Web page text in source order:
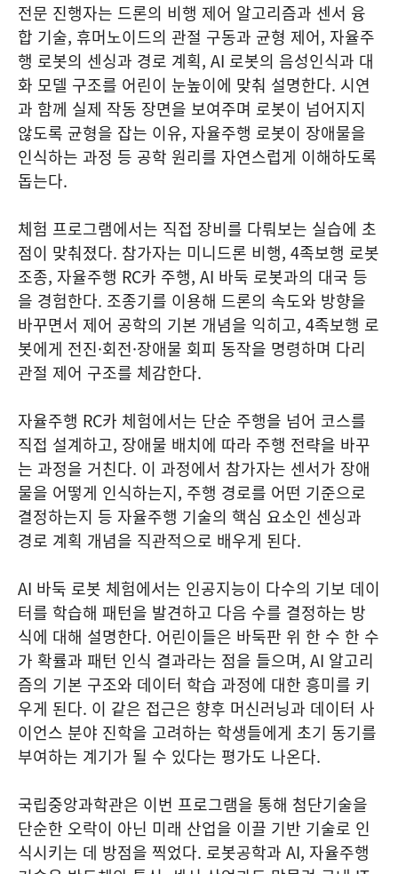
전문 진행자는 드론의 비행 제어 알고리즘과 센서 융
합 기술, 휴머노이드의 관절 구동과 균형 제어, 자율주
행 로봇의 센싱과 경로 계획, AI 로봇의 음성인식과 대
화 모델 구조를 어린이 눈높이에 맞춰 설명한다. 시연
과 함께 실제 작동 장면을 보여주며 로봇이 넘어지지
않도록 균형을 잡는 이유, 자율주행 로봇이 장애물을
인식하는 과정 등 공학 원리를 자연스럽게 이해하도록
돕는다.
체험 프로그램에서는 직접 장비를 다뤄보는 실습에 초
점이 맞춰졌다. 참가자는 미니드론 비행, 4족보행 로봇
조종, 자율주행 RC카 주행, AI 바둑 로봇과의 대국 등
을 경험한다. 조종기를 이용해 드론의 속도와 방향을
바꾸면서 제어 공학의 기본 개념을 익히고, 4족보행 로
봇에게 전진·회전·장애물 회피 동작을 명령하며 다리
관절 제어 구조를 체감한다.
자율주행 RC카 체험에서는 단순 주행을 넘어 코스를
직접 설계하고, 장애물 배치에 따라 주행 전략을 바꾸
는 과정을 거친다. 이 과정에서 참가자는 센서가 장애
물을 어떻게 인식하는지, 주행 경로를 어떤 기준으로
결정하는지 등 자율주행 기술의 핵심 요소인 센싱과
경로 계획 개념을 직관적으로 배우게 된다.
AI 바둑 로봇 체험에서는 인공지능이 다수의 기보 데이
터를 학습해 패턴을 발견하고 다음 수를 결정하는 방
식에 대해 설명한다. 어린이들은 바둑판 위 한 수 한 수
가 확률과 패턴 인식 결과라는 점을 들으며, AI 알고리
즘의 기본 구조와 데이터 학습 과정에 대한 흥미를 키
우게 된다. 이 같은 접근은 향후 머신러닝과 데이터 사
이언스 분야 진학을 고려하는 학생들에게 초기 동기를
부여하는 계기가 될 수 있다는 평가도 나온다.
국립중앙과학관은 이번 프로그램을 통해 첨단기술을
단순한 오락이 아닌 미래 산업을 이끌 기반 기술로 인
식시키는 데 방점을 찍었다. 로봇공학과 AI, 자율주행